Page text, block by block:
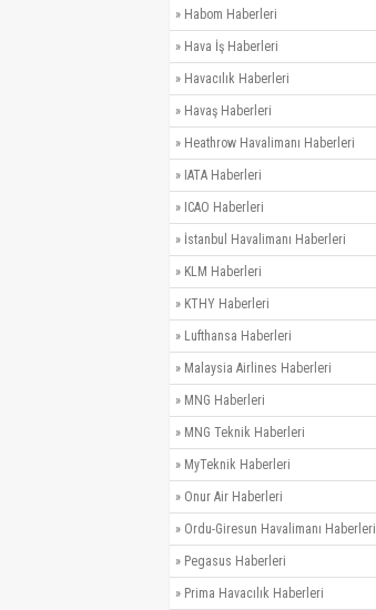
» Habom Haberleri
» Hava İş Haberleri
» Havacılık Haberleri
» Havaş Haberleri
» Heathrow Havalimanı Haberleri
» IATA Haberleri
» ICAO Haberleri
» İstanbul Havalimanı Haberleri
» KLM Haberleri
» KTHY Haberleri
» Lufthansa Haberleri
» Malaysia Airlines Haberleri
» MNG Haberleri
» MNG Teknik Haberleri
» MyTeknik Haberleri
» Onur Air Haberleri
» Ordu-Giresun Havalimanı Haberleri
» Pegasus Haberleri
» Prima Havacılık Haberleri